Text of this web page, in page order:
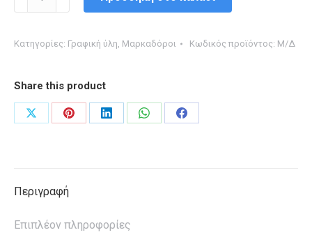
ΠΙΝΑΚΟΣ
WYTEBOARD
Κατηγορίες: Γραφική ύλη, Μαρκαδόροι Κωδικός προϊόντος: Μ/Δ
Share this product
Share
Share
Share
Share
Share
Περιγραφή
Επιπλέον πληροφορίες